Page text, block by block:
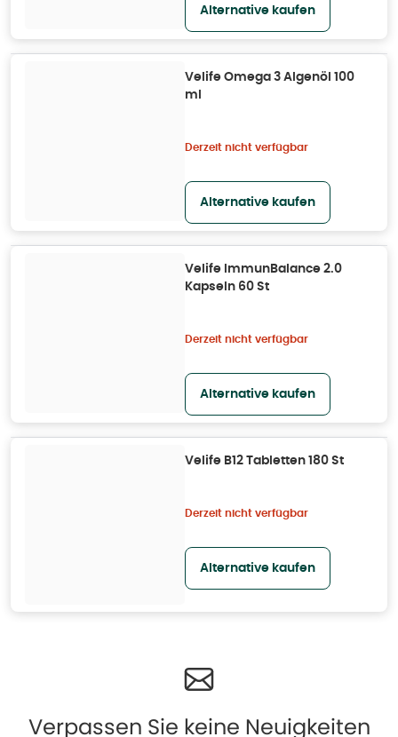
Alternative kaufen
Velife Omega 3 Algenöl 100
ml
Derzeit nicht verfügbar
Alternative kaufen
Velife ImmunBalance 2.0
Kapseln 60 St
Derzeit nicht verfügbar
Alternative kaufen
Velife B12 Tabletten 180 St
Derzeit nicht verfügbar
Alternative kaufen
Verpassen Sie keine Neuigkeiten